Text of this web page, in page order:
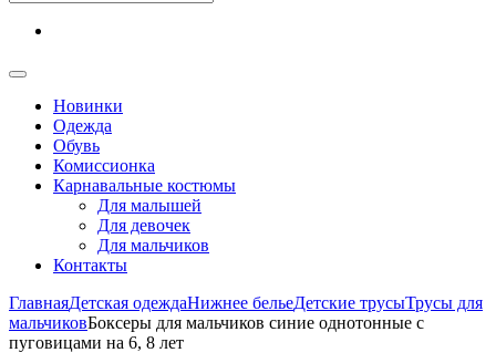
Новинки
Одежда
Обувь
Комиссионка
Карнавальные костюмы
Для малышей
Для девочек
Для мальчиков
Контакты
ГлавнаяДетская одеждаНижнее бельеДетские трусыТрусы для
мальчиковБоксеры для мальчиков синие однотонные с
пуговицами на 6, 8 лет